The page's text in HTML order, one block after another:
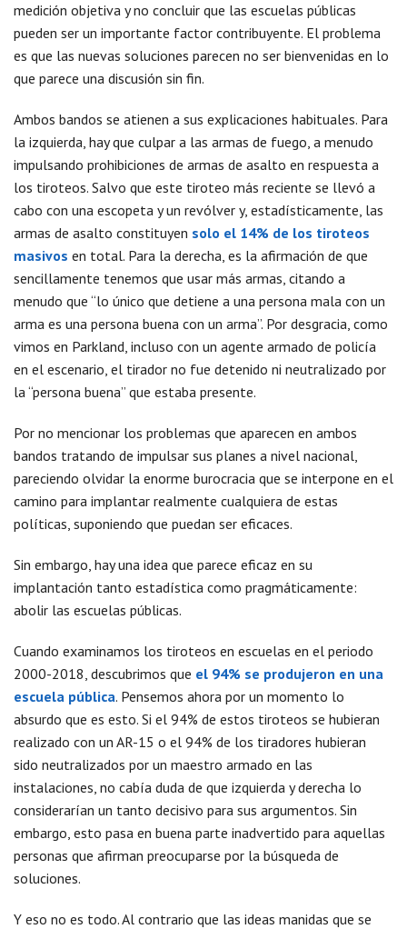
medición objetiva y no concluir que las escuelas públicas
pueden ser un importante factor contribuyente. El problema
es que las nuevas soluciones parecen no ser bienvenidas en lo
que parece una discusión sin fin.
Ambos bandos se atienen a sus explicaciones habituales. Para
la izquierda, hay que culpar a las armas de fuego, a menudo
impulsando prohibiciones de armas de asalto en respuesta a
los tiroteos. Salvo que este tiroteo más reciente se llevó a
cabo con una escopeta y un revólver y, estadísticamente, las
armas de asalto constituyen solo el 14% de los tiroteos
masivos en total. Para la derecha, es la afirmación de que
sencillamente tenemos que usar más armas, citando a
menudo que “lo único que detiene a una persona mala con un
arma es una persona buena con un arma”. Por desgracia, como
vimos en Parkland, incluso con un agente armado de policía
en el escenario, el tirador no fue detenido ni neutralizado por
la “persona buena” que estaba presente.
Por no mencionar los problemas que aparecen en ambos
bandos tratando de impulsar sus planes a nivel nacional,
pareciendo olvidar la enorme burocracia que se interpone en el
camino para implantar realmente cualquiera de estas
políticas, suponiendo que puedan ser eficaces.
Sin embargo, hay una idea que parece eficaz en su
implantación tanto estadística como pragmáticamente:
abolir las escuelas públicas.
Cuando examinamos los tiroteos en escuelas en el periodo
2000-2018, descubrimos que el 94% se produjeron en una
escuela pública. Pensemos ahora por un momento lo
absurdo que es esto. Si el 94% de estos tiroteos se hubieran
realizado con un AR-15 o el 94% de los tiradores hubieran
sido neutralizados por un maestro armado en las
instalaciones, no cabía duda de que izquierda y derecha lo
considerarían un tanto decisivo para sus argumentos. Sin
embargo, esto pasa en buena parte inadvertido para aquellas
personas que afirman preocuparse por la búsqueda de
soluciones.
Y eso no es todo. Al contrario que las ideas manidas que se